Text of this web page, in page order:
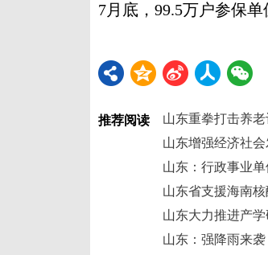
7月底，99.5万户参保
推荐阅读
山东重拳打击养
山东增强经济社
山东：行政事业
山东省支援海南
山东大力推进产
山东：强降雨来